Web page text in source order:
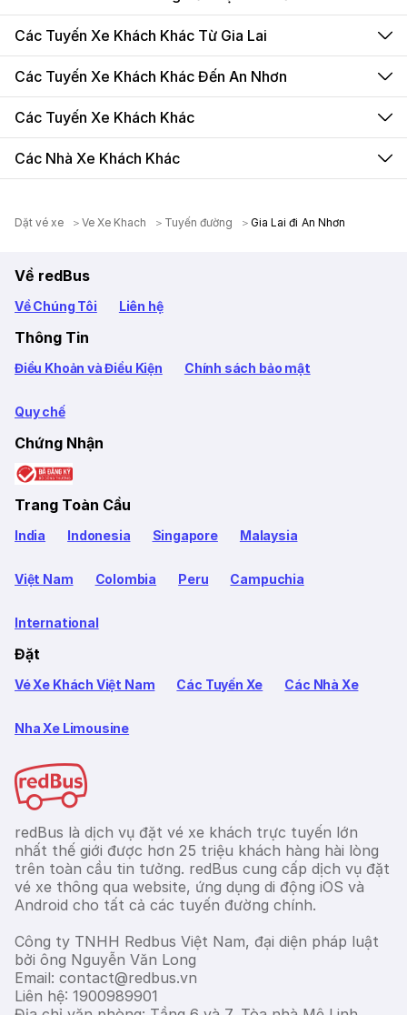
Các Tuyến Xe Khách Khác Từ Gia Lai
Các Tuyến Xe Khách Khác Đến An Nhơn
Các Tuyến Xe Khách Khác
Các Nhà Xe Khách Khác
Dặt vé xe Ve Xe Khach Tuyến đường Gia Lai đi An Nhơn
Về redBus
Về Chúng Tôi Liên hệ
Thông Tin
Điều Khoản và Điều Kiện Chính sách bảo mật
Quy chế
Chứng Nhận
Trang Toàn Cầu
India Indonesia Singapore Malaysia
Việt Nam Colombia Peru Campuchia
International
Đặt
Vé Xe Khách Việt Nam Các Tuyến Xe Các Nhà Xe
Nha Xe Limousine
redBus là dịch vụ đặt vé xe khách trực tuyến lớn
nhất thế giới được hơn 25 triệu khách hàng hài lòng
trên toàn cầu tin tưởng. redBus cung cấp dịch vụ đặt
vé xe thông qua website, ứng dụng di động iOS và
Android cho tất cả các tuyến đường chính.
Công ty TNHH Redbus Việt Nam, đại diện pháp luật
bởi ông Nguyễn Văn Long
Email: contact@redbus.vn
Liên hệ: 1900989901